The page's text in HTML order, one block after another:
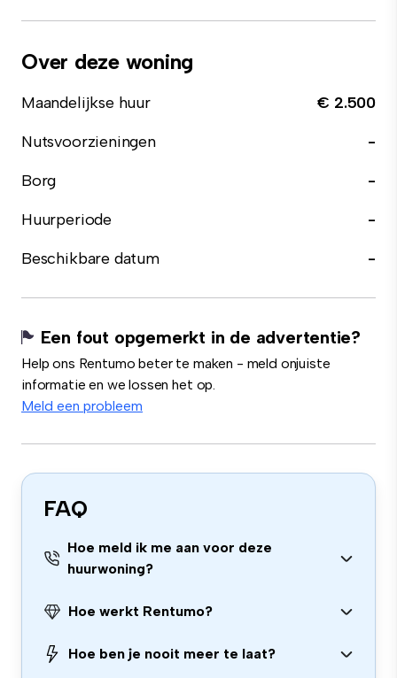
Over deze woning
Maandelijkse huur
€ 2.500
Nutsvoorzieningen
-
Borg
-
Huurperiode
-
Beschikbare datum
-
Een fout opgemerkt in de advertentie?
Help ons Rentumo beter te maken - meld onjuiste
informatie en we lossen het op.
Meld een probleem
FAQ
Hoe meld ik me aan voor deze
huurwoning?
Hoe werkt Rentumo?
Hoe ben je nooit meer te laat?